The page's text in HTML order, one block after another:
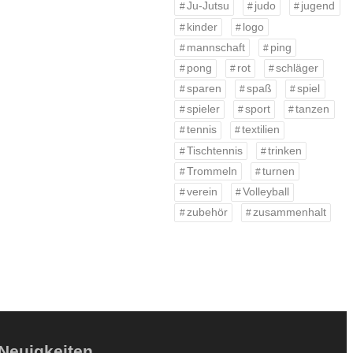
Ju-Jutsu
judo
jugend
kinder
logo
mannschaft
ping
pong
rot
schläger
sparen
spaß
spiel
spieler
sport
tanzen
tennis
textilien
Tischtennis
trinken
Trommeln
turnen
verein
Volleyball
zubehör
zusammenhalt